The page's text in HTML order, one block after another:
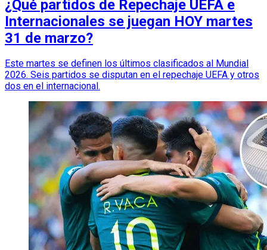
¿Qué partidos de Repechaje UEFA e
Internacionales se juegan HOY martes
31 de marzo?
Este martes se definen los últimos clasificados al Mundial
2026. Seis partidos se disputan en el repechaje UEFA y otros
dos en el internacional.